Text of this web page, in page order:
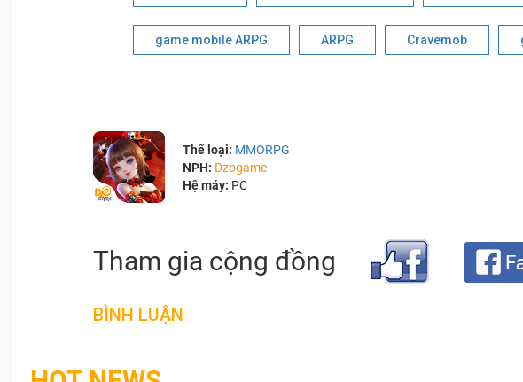
game mobile ARPG ARPG Cravemob
Thể loại: MMORPG
NPH: Dzogame
Hệ máy: PC
Tham gia cộng đồng
BÌNH LUẬN